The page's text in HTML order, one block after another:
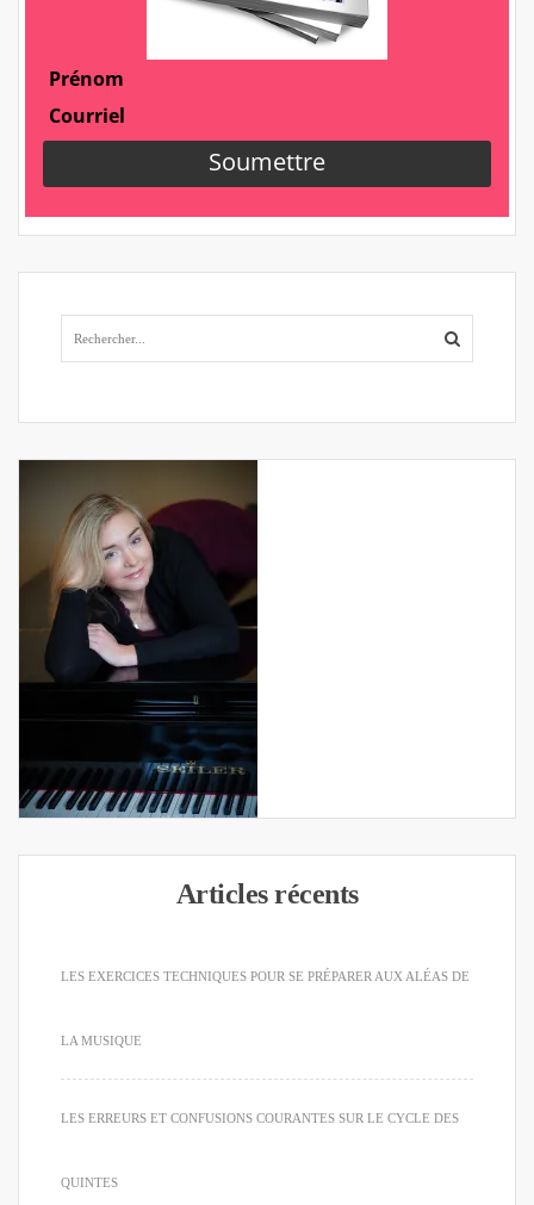
Articles récents
LES EXERCICES TECHNIQUES POUR SE PRÉPARER AUX ALÉAS DE
LA MUSIQUE
LES ERREURS ET CONFUSIONS COURANTES SUR LE CYCLE DES
QUINTES